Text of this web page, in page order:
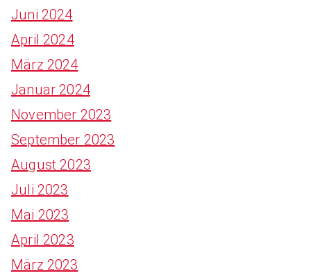
Juni 2024
April 2024
März 2024
Januar 2024
November 2023
September 2023
August 2023
Juli 2023
Mai 2023
April 2023
März 2023